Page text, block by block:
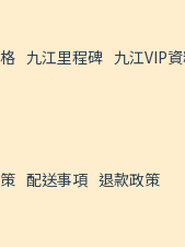
九江里程碑 九江VIP
配送事項 退款政策